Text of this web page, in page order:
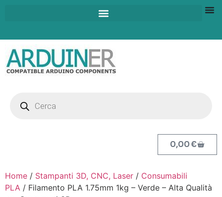
0,00€
Home / Stampanti 3D, CNC, Laser / Consumabili
PLA / Filamento PLA 1.75mm 1kg – Verde – Alta Qualità